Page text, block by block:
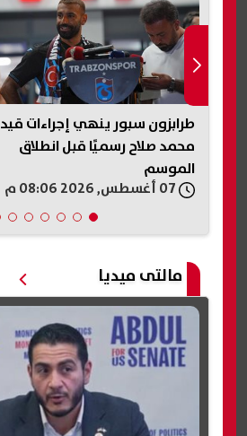
طرابزون سبور ينهي إجراءات قيد
محمد صلاح رسميًا قبل انطلاق
الموسم
مالتى ميديا